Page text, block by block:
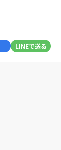
LINEで送る